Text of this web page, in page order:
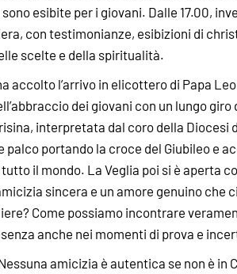
esibite per i giovani. Dalle 17.00,
con testimonianze, esibizioni di
scelte e della spiritualità.
accolto l’arrivo in elicottero di Papa
dei giovani con un lungo
interpretata dal coro della Diocesi
palco portando la croce del Giubileo e
il mondo. La Veglia poi si è aperta
sincera e un amore genuino che
Come possiamo incontrare
anche nei momenti di prova e
amicizia è autentica se non è in